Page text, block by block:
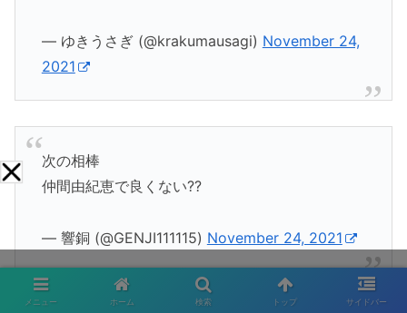
— ゆきうさぎ (@krakumausagi) November 24,
2021
次の相棒
仲間由紀恵で良くない??
— 響銅 (@GENJI111115) November 24, 2021
メニュー ホーム 検索 トップ サイドバー